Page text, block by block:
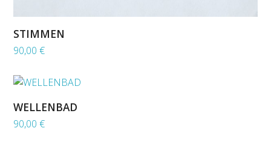
STIMMEN
90,00€
WELLENBAD
90,00€